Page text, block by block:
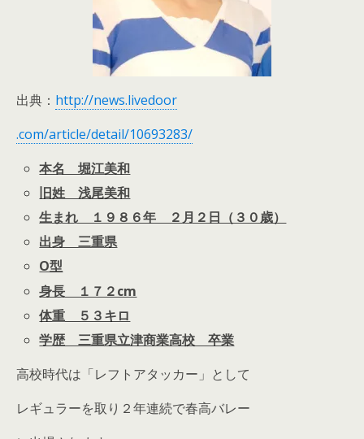
出典： http://news.livedoor
.com/article/detail/10693283/
本名 堀江美和
旧姓 浅尾美和
生まれ １９８６年 ２月２日（３０歳）
出身 三重県
O型
身長 １７２cm
体重 ５３キロ
学歴 三重県立津商業高校 卒業
高校時代は「レフトアタッカー」として
レギュラーを取り２年連続で春高バレー